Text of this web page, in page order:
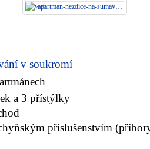
apartman-nezdice-na-sumave.webnode.cz
v soukromí
a 3 přístýlky
příslušenstvím